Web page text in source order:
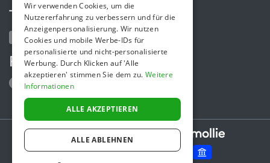
Teile uns
Folge uns
Secure payments powered by
Wir verwenden Cookies, um die
Nutzererfahrung zu verbessern und für die
Anzeigenpersonalisierung. Wir nutzen
Cookies und mobile Werbe-IDs für
personalisierte und nicht-personalisierte
Werbung. Durch Klicken auf 'Alle
akzeptieren' stimmen Sie dem zu. Weitere
Informationen
ALLE AKZEPTIEREN
ALLE ABLEHNEN